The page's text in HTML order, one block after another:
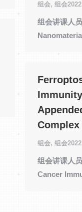
组会, 组会2022
组会讲课人
Complex
组会, 组会2022
组会讲课人
Cancer